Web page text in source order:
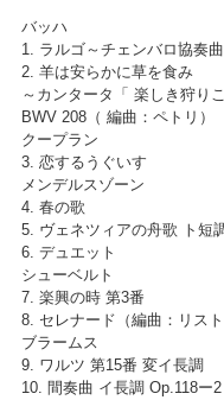
バッハ
1. ラルゴ～チェンバロ協奏
2. 羊は安らかに草を食み
～カンタータ「 楽しき狩り
BWV 208（ 編曲：ペトリ）
クープラン
3. 恋するうぐいす
メンデルスゾーン
4. 春の歌
5. ヴェネツィアの舟歌 ト短
6. デュエット
シューベルト
7. 楽興の時 第3番
8. セレナード（編曲：リスト
ブラームス
9. ワルツ 第15番 変イ長調
10. 間奏曲 イ長調 Op.118ー2